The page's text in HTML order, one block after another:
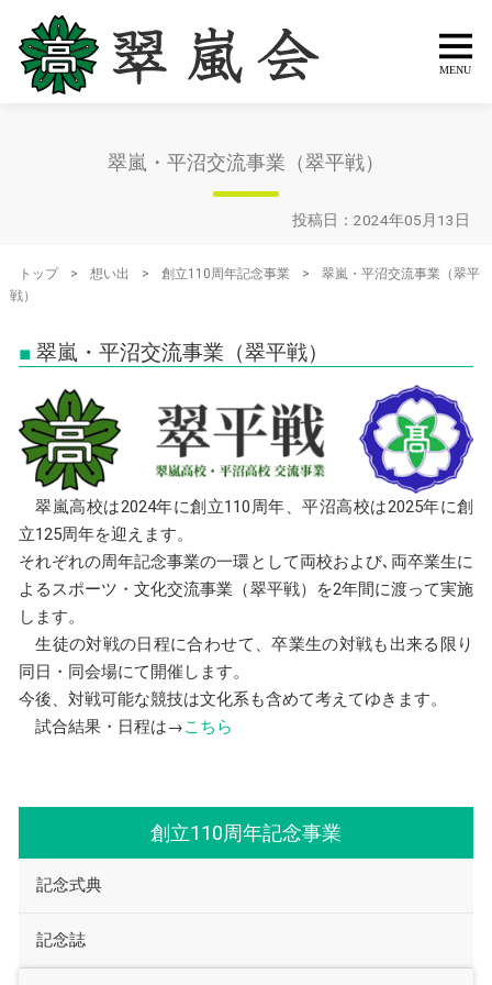
投稿日：2024年05月13日
翠嵐・平沼交流事業（翠平戦）
トップ > 想い出 > 創立110周年記念事業 >
翠嵐・平沼交流事業（翠平
戦）
翠嵐・平沼交流事業（翠平戦）
翠嵐高校は2024年に創立110周年、平沼高校は2025年に創
立125周年を迎えます。
それぞれの周年記念事業の一環として両校および､両卒業生に
よるスポーツ・文化交流事業（翠平戦）を2年間に渡って実施
します。
生徒の対戦の日程に合わせて、卒業生の対戦も出来る限り
同日・同会場にて開催します。
今後、対戦可能な競技は文化系も含めて考えてゆきます。
試合結果・日程は→こちら
創立110周年記念事業
記念式典
記念誌